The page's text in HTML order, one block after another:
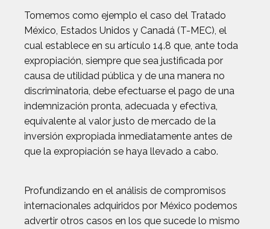
Tomemos como ejemplo el caso del Tratado
México, Estados Unidos y Canadá (T-MEC), el
cual establece en su artículo 14.8 que, ante toda
expropiación, siempre que sea justificada por
causa de utilidad pública y de una manera no
discriminatoria, debe efectuarse el pago de una
indemnización pronta, adecuada y efectiva,
equivalente al valor justo de mercado de la
inversión expropiada inmediatamente antes de
que la expropiación se haya llevado a cabo.
Profundizando en el análisis de compromisos
internacionales adquiridos por México podemos
advertir otros casos en los que sucede lo mismo